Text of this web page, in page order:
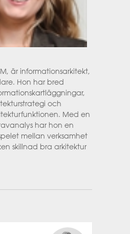
är informationsarkitekt,
Hon har bred
och
Med en
har hon en
mellan verksamhet
skillnad bra arkitektur